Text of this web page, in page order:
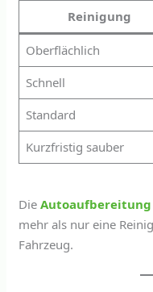
Reinigung
Oberflächlich
Schnell
Standard
Kurzfristig sauber
DieAutoaufbereitung
mehr als nur eine
Fahrzeug.